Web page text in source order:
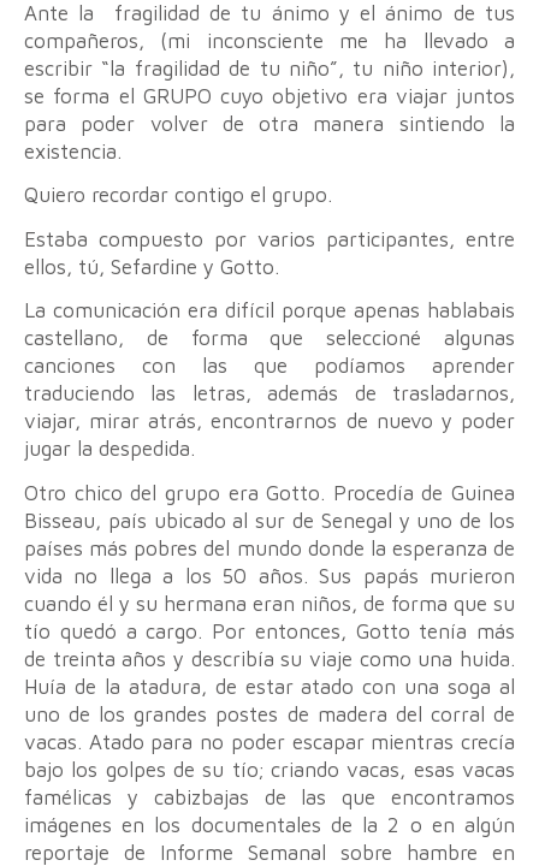
Ante la fragilidad de tu ánimo y el ánimo de tus
compañeros, (mi inconsciente me ha llevado a
escribir “la fragilidad de tu niño”, tu niño interior),
se forma el GRUPO cuyo objetivo era viajar juntos
para poder volver de otra manera sintiendo la
existencia.
Quiero recordar contigo el grupo.
Estaba compuesto por varios participantes, entre
ellos, tú, Sefardine y Gotto.
La comunicación era difícil porque apenas hablabais
castellano, de forma que seleccioné algunas
canciones con las que podíamos aprender
traduciendo las letras, además de trasladarnos,
viajar, mirar atrás, encontrarnos de nuevo y poder
jugar la despedida.
Otro chico del grupo era Gotto. Procedía de Guinea
Bisseau, país ubicado al sur de Senegal y uno de los
países más pobres del mundo donde la esperanza de
vida no llega a los 50 años. Sus papás murieron
cuando él y su hermana eran niños, de forma que su
tío quedó a cargo. Por entonces, Gotto tenía más
de treinta años y describía su viaje como una huida.
Huía de la atadura, de estar atado con una soga al
uno de los grandes postes de madera del corral de
vacas. Atado para no poder escapar mientras crecía
bajo los golpes de su tío; criando vacas, esas vacas
famélicas y cabizbajas de las que encontramos
imágenes en los documentales de la 2 o en algún
reportaje de Informe Semanal sobre hambre en